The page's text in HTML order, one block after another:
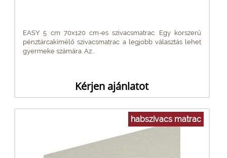
EASY 5 cm 70x120 cm-es szivacsmatrac. Egy korszerű
pénztárcakímélő szivacsmatrac a legjobb választás lehet
gyermeke számára. Az...
Kérjen ajánlatot
habszivacs matrac